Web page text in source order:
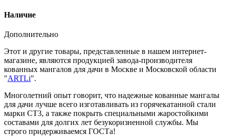
Наличие
Дополнительно
Этот и другие товары, представленные в нашем интернет-
магазине, являются продукцией завода-производителя
кованных мангалов для дачи в Москве и Московской области
"ARTLi".
Многолетний опыт говорит, что надежные кованные мангалы
для дачи лучше всего изготавливать из горячекатанной стали
марки СТ3, а также покрыть специальными жаростойкими
составами для долгих лет безукоризненной службы. Мы
строго придерживаемся ГОСТа!